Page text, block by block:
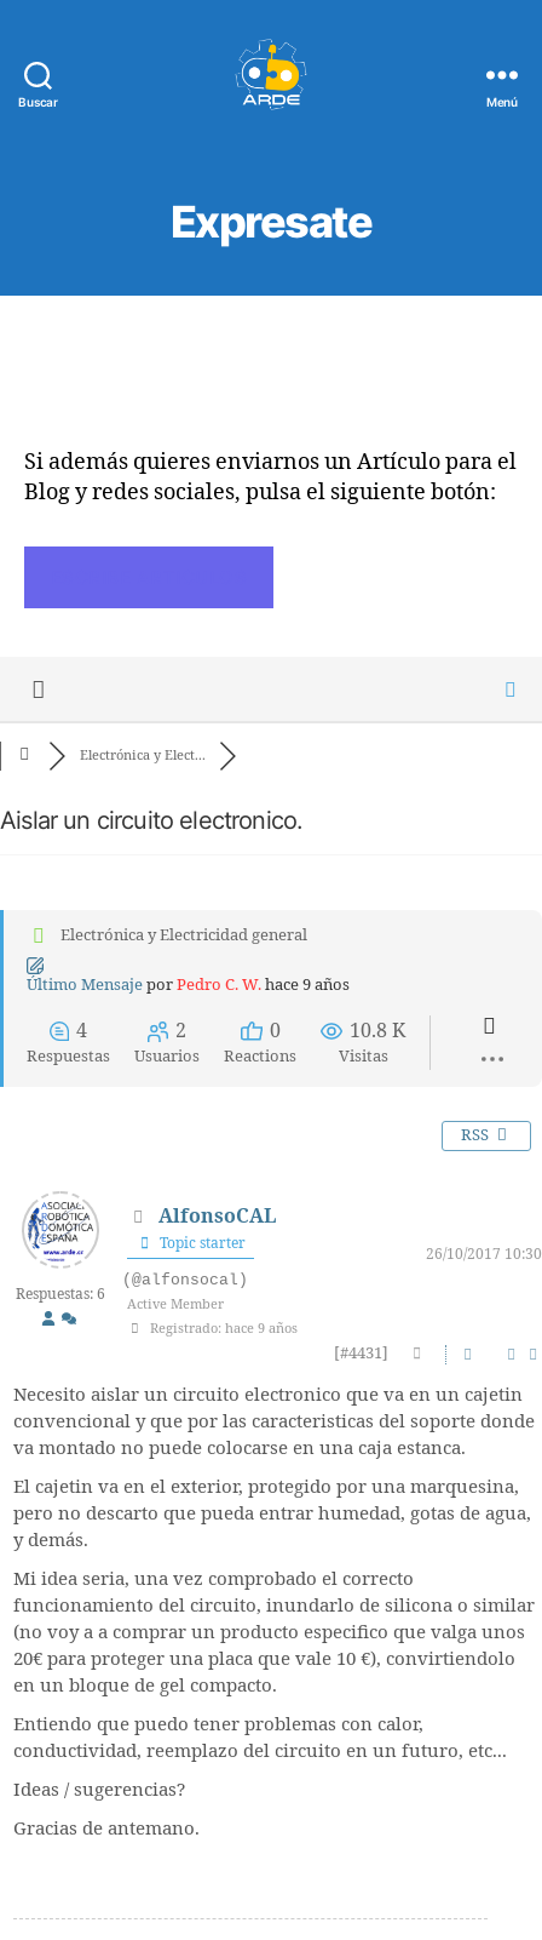
Buscar Menú
Expresate
Si además quieres enviarnos un Artículo para el
Blog y redes sociales, pulsa el siguiente botón:
Electrónica y Elect...
Aislar un circuito electronico.
Electrónica y Electricidad general
Último MensajeporPedro C. W.hace 9 años
4
Respuestas
2
Usuarios
0
Reactions
10.8 K
Visitas
RSS
Respuestas: 6
AlfonsoCAL
Topic starter
26/10/2017 10:30
(@alfonsocal)
Active Member
Registrado: hace 9 años
[#4431]
Necesito aislar un circuito electronico que va en un cajetin
convencional y que por las caracteristicas del soporte donde
va montado no puede colocarse en una caja estanca.
El cajetin va en el exterior, protegido por una marquesina,
pero no descarto que pueda entrar humedad, gotas de agua,
y demás.
Mi idea seria, una vez comprobado el correcto
funcionamiento del circuito, inundarlo de silicona o similar
(no voy a a comprar un producto especifico que valga unos
20€ para proteger una placa que vale 10 €), convirtiendolo
en un bloque de gel compacto.
Entiendo que puedo tener problemas con calor,
conductividad, reemplazo del circuito en un futuro, etc...
Ideas / sugerencias?
Gracias de antemano.